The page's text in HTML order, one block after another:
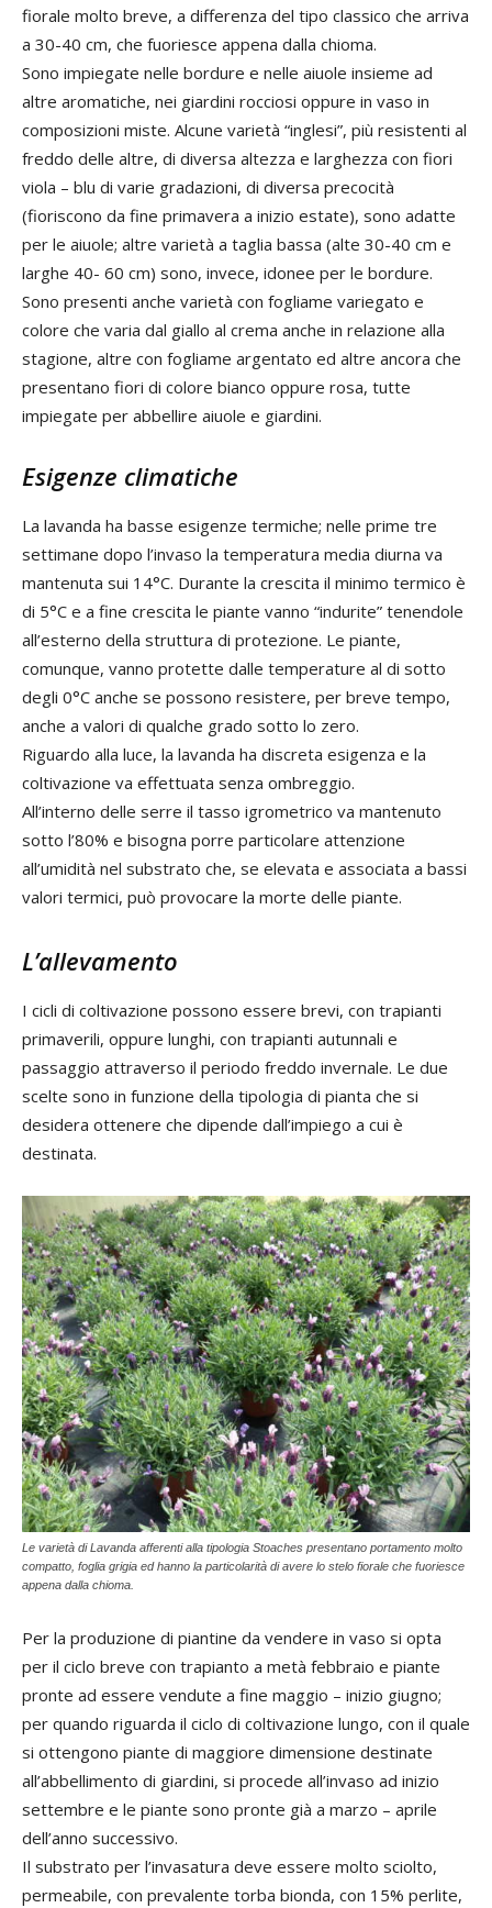
fiorale molto breve, a differenza del tipo classico che arriva
a 30-40 cm, che fuoriesce appena dalla chioma.
Sono impiegate nelle bordure e nelle aiuole insieme ad
altre aromatiche, nei giardini rocciosi oppure in vaso in
composizioni miste. Alcune varietà “inglesi”, più resistenti al
freddo delle altre, di diversa altezza e larghezza con fiori
viola – blu di varie gradazioni, di diversa precocità
(fioriscono da fine primavera a inizio estate), sono adatte
per le aiuole; altre varietà a taglia bassa (alte 30-40 cm e
larghe 40- 60 cm) sono, invece, idonee per le bordure.
Sono presenti anche varietà con fogliame variegato e
colore che varia dal giallo al crema anche in relazione alla
stagione, altre con fogliame argentato ed altre ancora che
presentano fiori di colore bianco oppure rosa, tutte
impiegate per abbellire aiuole e giardini.
Esigenze climatiche
La lavanda ha basse esigenze termiche; nelle prime tre
settimane dopo l’invaso la temperatura media diurna va
mantenuta sui 14°C. Durante la crescita il minimo termico è
di 5°C e a fine crescita le piante vanno “indurite” tenendole
all’esterno della struttura di protezione. Le piante,
comunque, vanno protette dalle temperature al di sotto
degli 0°C anche se possono resistere, per breve tempo,
anche a valori di qualche grado sotto lo zero.
Riguardo alla luce, la lavanda ha discreta esigenza e la
coltivazione va effettuata senza ombreggio.
All’interno delle serre il tasso igrometrico va mantenuto
sotto l’80% e bisogna porre particolare attenzione
all’umidità nel substrato che, se elevata e associata a bassi
valori termici, può provocare la morte delle piante.
L’allevamento
I cicli di coltivazione possono essere brevi, con trapianti
primaverili, oppure lunghi, con trapianti autunnali e
passaggio attraverso il periodo freddo invernale. Le due
scelte sono in funzione della tipologia di pianta che si
desidera ottenere che dipende dall’impiego a cui è
destinata.
Le varietà di Lavanda afferenti alla tipologia Stoaches presentano portamento molto
compatto, foglia grigia ed hanno la particolarità di avere lo stelo fiorale che fuoriesce
appena dalla chioma.
Per la produzione di piantine da vendere in vaso si opta
per il ciclo breve con trapianto a metà febbraio e piante
pronte ad essere vendute a fine maggio – inizio giugno;
per quando riguarda il ciclo di coltivazione lungo, con il quale
si ottengono piante di maggiore dimensione destinate
all’abbellimento di giardini, si procede all’invaso ad inizio
settembre e le piante sono pronte già a marzo – aprile
dell’anno successivo.
Il substrato per l’invasatura deve essere molto sciolto,
permeabile, con prevalente torba bionda, con 15% perlite,